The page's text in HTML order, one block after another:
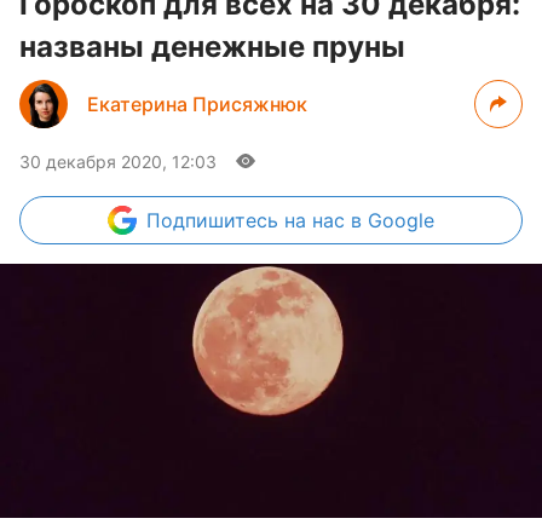
названы денежные пруны
Екатерина Присяжнюк
30 декабря 2020, 12:03
Подпишитесь на нас в Google